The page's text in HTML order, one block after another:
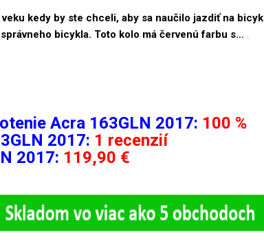
kedy by ste chceli, aby sa naučilo jazdiť na
bicykla. Toto kolo má červenú farbu s…
Acra 163GLN 2017: 100 %
2017: 1 recenzií
2017: 119,90 €